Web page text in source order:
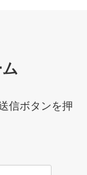
信ボタンを押